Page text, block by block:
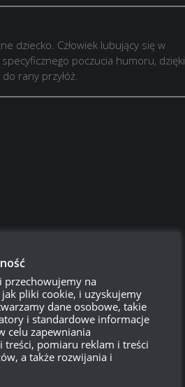
dziecko. Człowiek lubujący się w
poczucia humoru, dzięki
rany przyłóż.
750
przechowujemy na
pliki cookie, i uzyskujemy
dane osobowe, takie
i standardowe informacje
celu zapewniania
treści, pomiaru reklam i treści
a także rozwijania i